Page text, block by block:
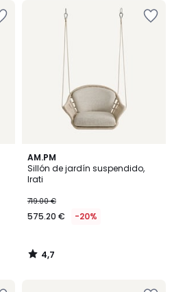
AM.PM
Sillón de jardín suspendido,
Irati
719.00 €
575.20 € -20%
4,7
/ 5
4,7
/